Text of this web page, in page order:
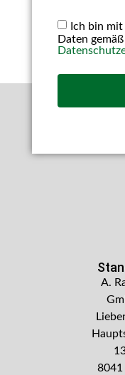
Ich bin mit
Daten
A.
8041